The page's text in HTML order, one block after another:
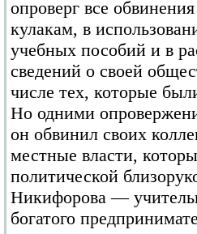
опроверг все
кулакам, в
учебных пособий и в
сведений о своей
числе тех, которые
Но одними
он обвинил своих
местные власти,
политической
Никифорова —
богатого